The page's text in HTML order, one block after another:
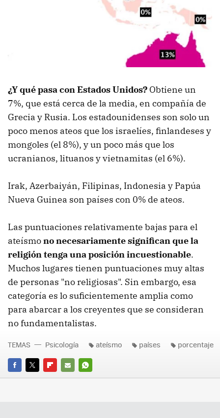
¿Y qué pasa con Estados Unidos? Obtiene un
7%, que está cerca de la media, en compañía de
Grecia y Rusia. Los estadounidenses son solo un
poco menos ateos que los israelíes, finlandeses y
mongoles (el 8%), y un poco más que los
ucranianos, lituanos y vietnamitas (el 6%).
Irak, Azerbaiyán, Filipinas, Indonesia y Papúa
Nueva Guinea son países con 0% de ateos.
Las puntuaciones relativamente bajas para el
ateísmono necesariamente significan que la
religión tenga una posición incuestionable.
Muchos lugares tienen puntuaciones muy altas
de personas "no religiosas". Sin embargo, esa
categoría es lo suficientemente amplia como
para abarcar a los creyentes que se consideran
no fundamentalistas.
FACEBOOK
TWITTERFLIPBOARD
E-
WHATSAPP
TEMAS Psicología ateísmo países porcentaje